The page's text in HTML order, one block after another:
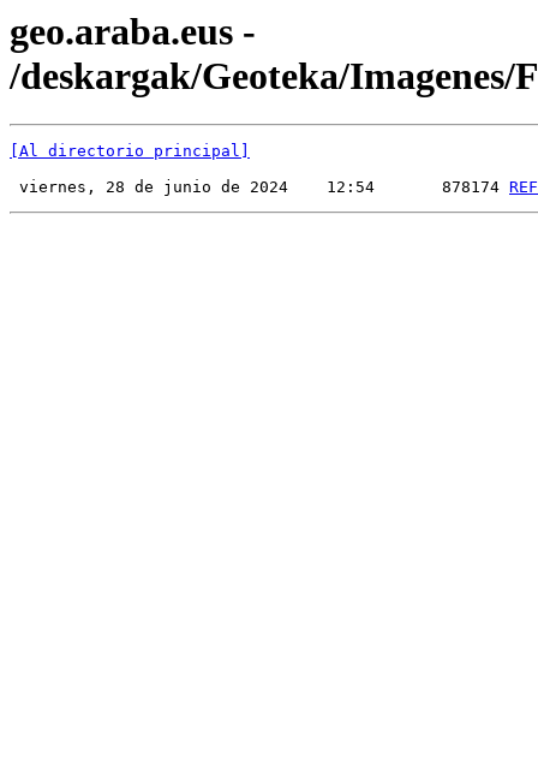
geo.araba.eus -
/deskargak/Geoteka/Imagenes/
[Al directorio principal]
viernes, 28 de junio de 2024    12:54       878174